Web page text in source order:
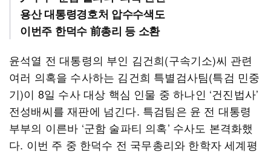
용산 대통령경호처 압수수색도
이번주 한덕수 前총리 등 소환
윤석열 전 대통령의 부인 김건희(구속기소)씨 관련
여러 의혹을 수사하는 김건희 특별검사팀(특검 민중
기)이 8일 수사 대상 핵심 인물 중 하나인 ‘건진법사’
전성배씨를 재판에 넘긴다. 특검팀은 윤 전 대통령
부부의 이른바 ‘군함 술파티 의혹’ 수사도 본격화했
다. 이번 주 중 한덕수 전 국무총리와 한학자 세계평